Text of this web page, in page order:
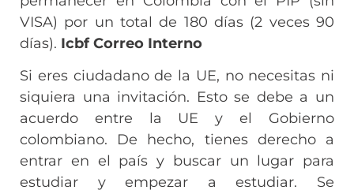
VISA) por un total de 180 días (2 veces 90
días). Icbf Correo Interno
Si eres ciudadano de la UE, no necesitas ni
siquiera una invitación. Esto se debe a un
acuerdo entre la UE y el Gobierno
colombiano. De hecho, tienes derecho a
entrar en el país y buscar un lugar para
estudiar y empezar a estudiar. Se